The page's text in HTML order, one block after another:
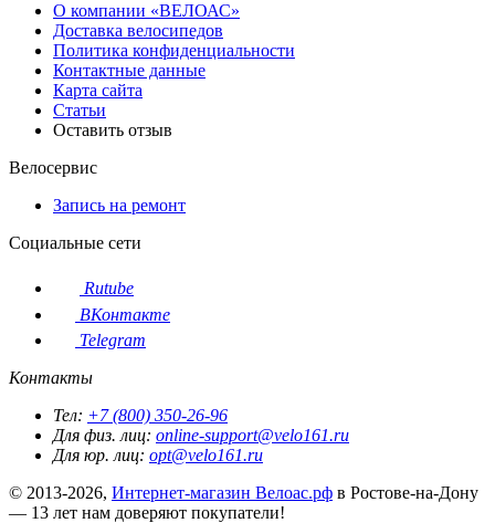
О компании «ВЕЛОАС»
Доставка велосипедов
Политика конфиденциальности
Контактные данные
Карта сайта
Статьи
Оставить отзыв
Велосервис
Запись на ремонт
Социальные сети
Rutube
ВКонтакте
Telegram
Контакты
Тел: +7 (800) 350-26-96
Для физ. лиц: online-support@velo161.ru
Для юр. лиц: opt@velo161.ru
© 2013-2026, Интернет-магазин Велоас.рф в Ростове-на-Дону
— 13 лет нам доверяют покупатели!